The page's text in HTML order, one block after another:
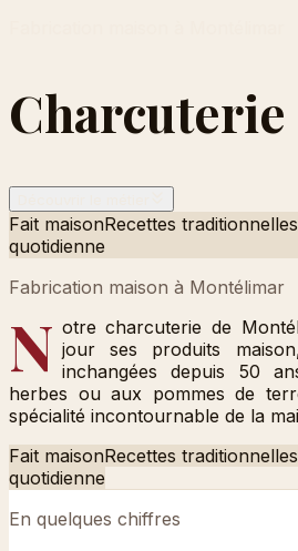
Charcuterie
Fait maisonRecettes traditionnelles
quotidienne
Fabrication maison à Montélimar
N otre charcuterie de
jour ses produits
inchangées depuis 50
herbes ou aux pommes de
spécialité incontournable de la
Fait maisonRecettes traditionnelles
quotidienne
En quelques chiffres